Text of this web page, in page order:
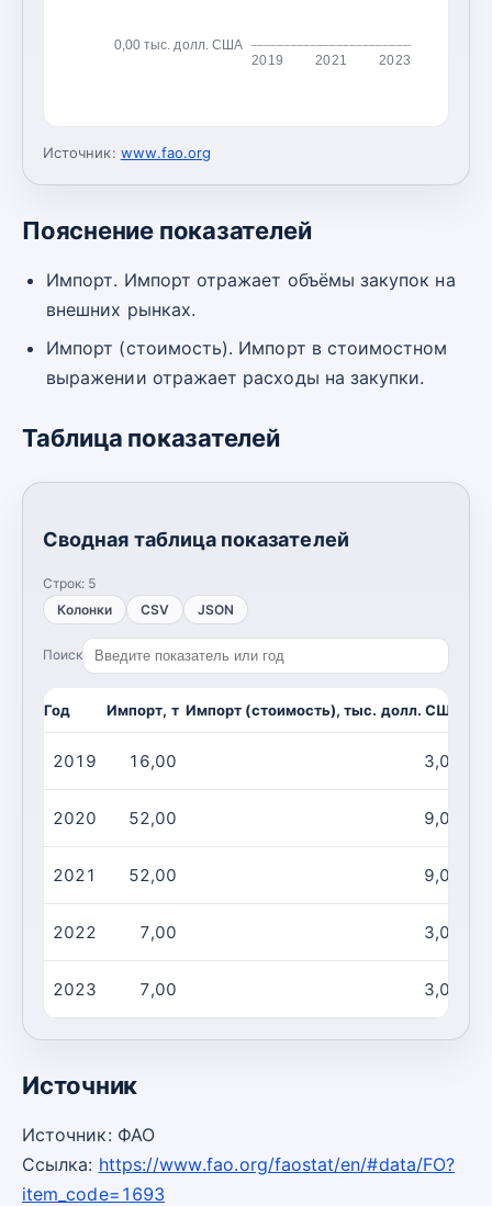
0,00 тыс. долл. США
2019
2021 2023
Источник: www.fao.org
Пояснение показателей
Импорт. Импорт отражает объёмы закупок на
внешних рынках.
Импорт (стоимость). Импорт в стоимостном
выражении отражает расходы на закупки.
Таблица показателей
Сводная таблица показателей
Строк: 5
Колонки
CSV JSON
Поиск
Год Импорт, т Импорт (стоимость), тыс. долл. США
2019 16,00 3,00
2020 52,00 9,00
2021 52,00 9,00
2022 7,00 3,00
2023 7,00 3,00
Источник
Источник: ФАО
Ссылка: https://www.fao.org/faostat/en/#data/FO?
item_code=1693